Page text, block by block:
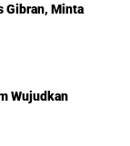
Gibran, Minta
Wujudkan